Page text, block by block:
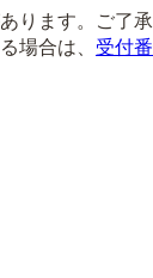
ります。ご了承
場合は、 受付